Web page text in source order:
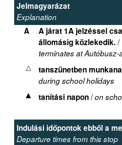
Jelmagyarázat
Explanation
A
A járat 1A jelzéssel
állomásig közlekedik./
terminates at Autóbusz-
tanszünetben
during school holidays
tanítási napon/on
Indulási időpontok ebből a
Departure times from this stop